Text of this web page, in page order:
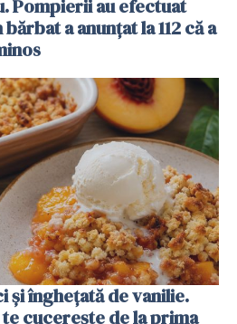
Pompierii au efectuat
a anunțat la 112 că a
și înghețată de vanilie.
cucerește de la prima